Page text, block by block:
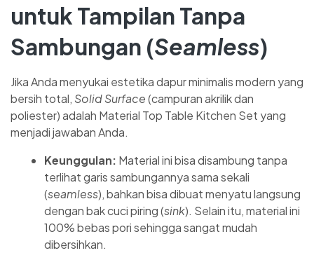
untuk Tampilan Tanpa
Sambungan (Seamless)
Jika Anda menyukai estetika dapur minimalis modern yang
bersih total, Solid Surface(campuran akrilik dan
poliester) adalah Material Top Table Kitchen Set yang
menjadi jawaban Anda.
Keunggulan: Material ini bisa disambung tanpa
terlihat garis sambungannya sama sekali
(seamless), bahkan bisa dibuat menyatu langsung
dengan bak cuci piring (sink). Selain itu, material ini
100% bebas pori sehingga sangat mudah
dibersihkan.